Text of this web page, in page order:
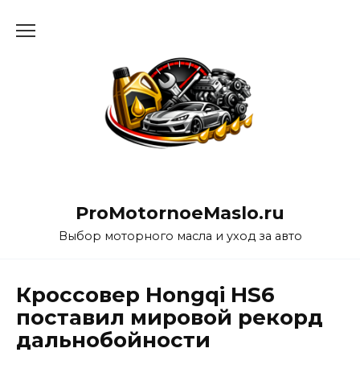
ProMotornoeMaslo.ru
Выбор моторного масла и уход за авто
Кроссовер Hongqi HS6
поставил мировой рекорд
дальнобойности